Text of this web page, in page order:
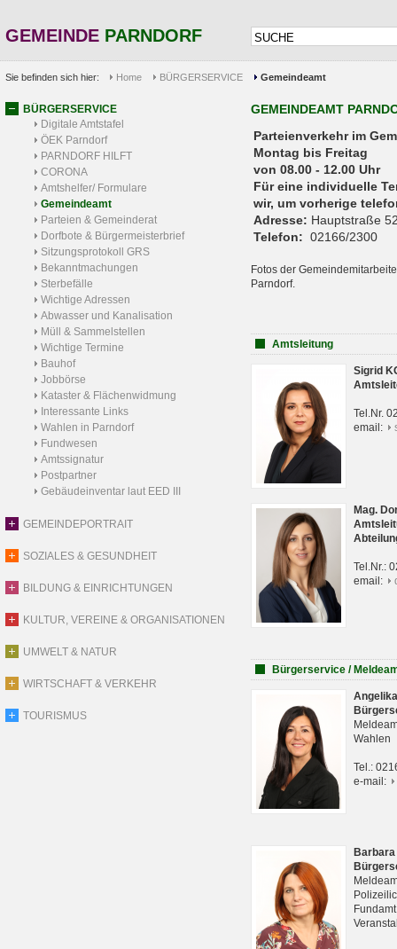
GEMEINDE PARNDORF
Sie befinden sich hier: Home BÜRGERSERVICE Gemeindeamt
BÜRGERSERVICE
Digitale Amtstafel
ÖEK Parndorf
PARNDORF HILFT
CORONA
Amtshelfer/ Formulare
Gemeindeamt
Parteien & Gemeinderat
Dorfbote & Bürgermeisterbrief
Sitzungsprotokoll GRS
Bekanntmachungen
Sterbefälle
Wichtige Adressen
Abwasser und Kanalisation
Müll & Sammelstellen
Wichtige Termine
Bauhof
Jobbörse
Kataster & Flächenwidmung
Interessante Links
Wahlen in Parndorf
Fundwesen
Amtssignatur
Postpartner
Gebäudeinventar laut EED III
GEMEINDEPORTRAIT
SOZIALES & GESUNDHEIT
BILDUNG & EINRICHTUNGEN
KULTUR, VEREINE & ORGANISATIONEN
UMWELT & NATUR
WIRTSCHAFT & VERKEHR
TOURISMUS
GEMEINDEAMT
Parteienverkehr
Montag bis Freitag
von 08.00 - 12.00 Uhr
Für eine individuelle
wir, um vorherige
Adresse: Hauptstraße
Telefon: 02166/2300
Fotos der
Parndorf.
Amtsleitung
Sigrid
Tel.Nr.
email:
Mag.
Tel.Nr.:
email:
Bürgerservice /
Wahlen
Tel.:
e-mail: